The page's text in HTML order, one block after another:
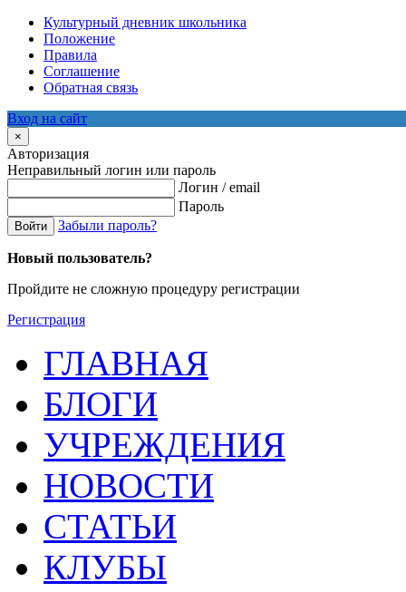
Культурный дневник школьника
Положение
Правила
Соглашение
Обратная связь
Вход на сайт
×
Авторизация
Неправильный логин или пароль
Логин / email
Пароль
Войти Забыли пароль?
Новый пользователь?
Пройдите не сложную процедуру регистрации
Регистрация
ГЛАВНАЯ
БЛОГИ
УЧРЕЖДЕНИЯ
НОВОСТИ
СТАТЬИ
КЛУБЫ